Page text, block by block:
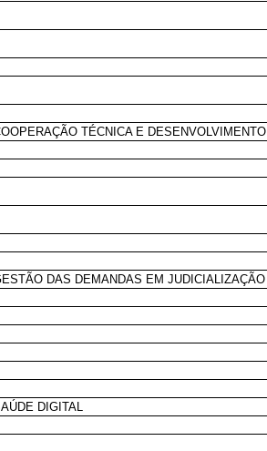
TÉCNICA E
DAS DEMANDAS EM
DIGITAL